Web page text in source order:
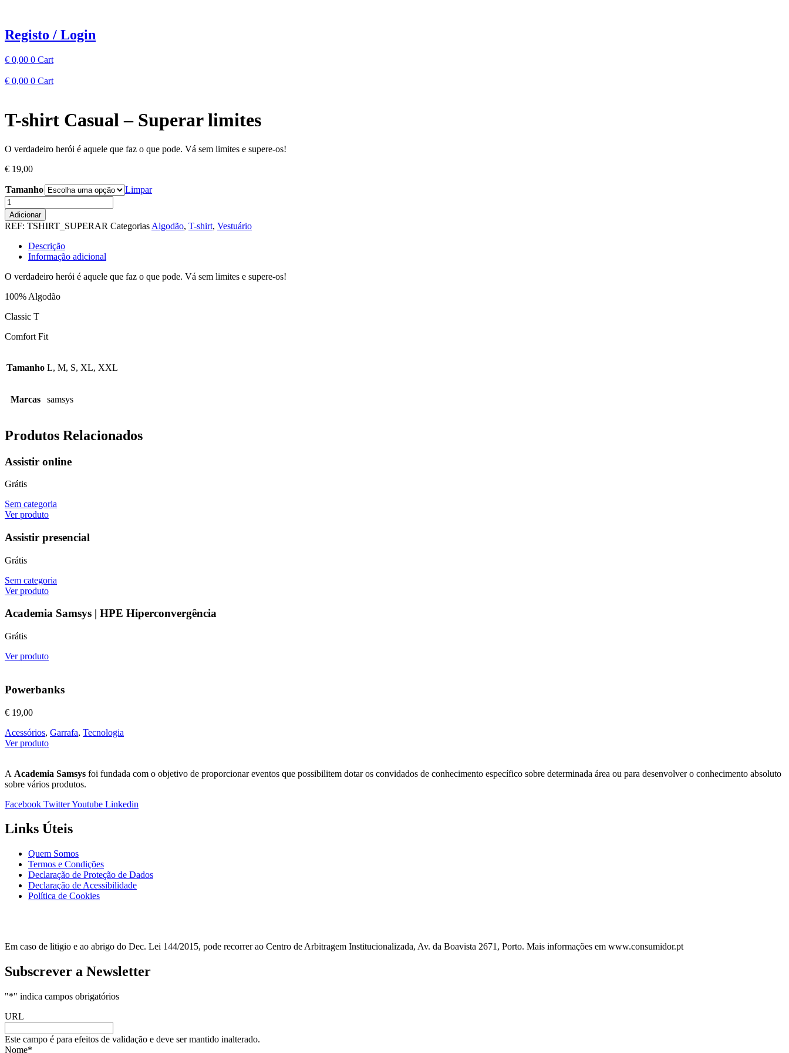
o
conteúdo
Registo / Login
€ 0,00 0 Cart
€ 0,00 0 Cart
T-shirt Casual – Superar limites
O verdadeiro herói é aquele que faz o que pode. Vá sem limites e supere-os!
€ 19,00
Tamanho
Limpar
Quantidade
de
T-
shirt
Casual
Superar
limites
Adicionar
REF: TSHIRT_SUPERAR Categorias Algodão, T-shirt, Vestuário
Descrição
Informação adicional
O verdadeiro herói é aquele que faz o que pode. Vá sem limites e supere-os!
100% Algodão
Classic T
Comfort Fit
Tamanho L, M, S, XL, XXL
Marcas samsys
Produtos Relacionados
Assistir online
Grátis
Sem categoria
Ver produto
Assistir presencial
Grátis
Sem categoria
Ver produto
Academia Samsys | HPE Hiperconvergência
Grátis
Ver produto
Powerbanks
€ 19,00
Acessórios, Garrafa, Tecnologia
Ver produto
A Academia Samsys foi fundada com o objetivo de proporcionar eventos que possibilitem dotar os convidados de conhecimento específico sobre determinada área ou para desenvolver o conhecimento absoluto
sobre vários produtos.
Facebook TwitterYoutube Linkedin
Links Úteis
Quem Somos
Termos e Condições
Declaração de Proteção de Dados
Declaração de Acessibilidade
Política de Cookies
Em caso de litigio e ao abrigo do Dec. Lei 144/2015, pode recorrer ao Centro de Arbitragem Institucionalizada, Av. da Boavista 2671, Porto. Mais informações em www.consumidor.pt
Subscrever a Newsletter
"*" indica campos obrigatórios
URL
Este campo é para efeitos de validação e deve ser mantido inalterado.
Nome*